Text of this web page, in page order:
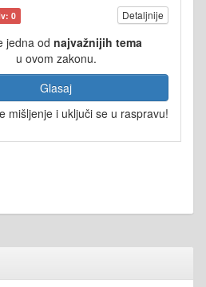
0 Detaljnije
jedna od najvažnijih tema
u ovom zakonu.
Glasaj
mišljenje i uključi se u raspravu!